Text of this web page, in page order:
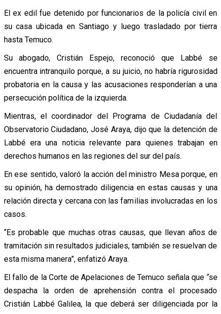
El ex edil fue detenido por funcionarios de la policía civil en
su casa ubicada en Santiago y luego trasladado por tierra
hasta Temuco.
Su abogado, Cristián Espejo, reconoció que Labbé se
encuentra intranquilo porque, a su juicio, no habría rigurosidad
probatoria en la causa y las acusaciones responderían a una
persecución política de la izquierda.
Mientras, el coordinador del Programa de Ciudadanía del
Observatorio Ciudadano, José Araya, dijo que la detención de
Labbé era una noticia relevante para quienes trabajan en
derechos humanos en las regiones del sur del país.
En ese sentido, valoró la acción del ministro Mesa porque, en
su opinión, ha demostrado diligencia en estas causas y una
relación directa y cercana con las familias involucradas en los
casos.
“Es probable que muchas otras causas, que llevan años de
tramitación sin resultados judiciales, también se resuelvan de
esta misma manera”, enfatizó Araya.
El fallo de la Corte de Apelaciones de Temuco señala que “se
despacha la orden de aprehensión contra el procesado
Cristián Labbé Galilea, la que deberá ser diligenciada por la